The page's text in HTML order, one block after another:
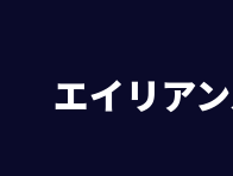
エイリア